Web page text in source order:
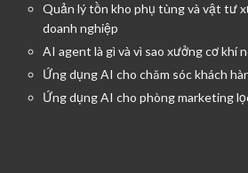
Quản lý tồn kho phụ tùng và vật tư
doanh nghiệp
AI agent là gì và vì sao xưởng cơ khí
Ứng dụng AI cho chăm sóc khách
Ứng dụng AI cho phòng marketing